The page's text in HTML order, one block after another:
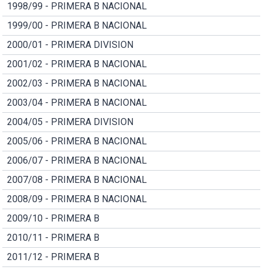
1998/99 - PRIMERA B NACIONAL
1999/00 - PRIMERA B NACIONAL
2000/01 - PRIMERA DIVISION
2001/02 - PRIMERA B NACIONAL
2002/03 - PRIMERA B NACIONAL
2003/04 - PRIMERA B NACIONAL
2004/05 - PRIMERA DIVISION
2005/06 - PRIMERA B NACIONAL
2006/07 - PRIMERA B NACIONAL
2007/08 - PRIMERA B NACIONAL
2008/09 - PRIMERA B NACIONAL
2009/10 - PRIMERA B
2010/11 - PRIMERA B
2011/12 - PRIMERA B